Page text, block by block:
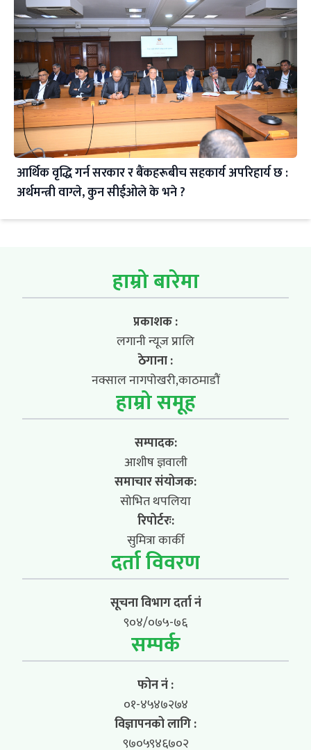
आर्थिक वृद्धि गर्न सरकार र बैंकहरूबीच सहकार्य अपरिहार्य छ :
अर्थमन्त्री वाग्ले, कुन सीईओले के भने ?
हाम्रो बारेमा
प्रकाशक :
लगानी न्यूज प्रालि
ठेगाना :
नक्साल नागपोखरी,काठमाडौं
हाम्रो समूह
सम्पादक:
आशीष ज्ञवाली
समाचार संयोजक:
सोभित थपलिया
रिपोर्टरः:
सुमित्रा कार्की
दर्ता विवरण
सूचना विभाग दर्ता नं
९०४/०७५-७६
सम्पर्क
फोन नं :
०१-४५४७२७४
विज्ञापनको लागि :
९७०५९४६७०२